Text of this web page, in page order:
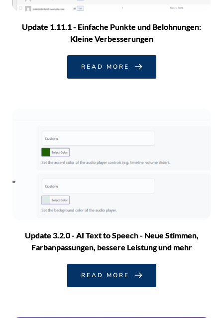
Update 1.11.1 - Einfache Punkte und Belohnungen:
Kleine Verbesserungen
READ MORE
Update 3.2.0 - AI Text to Speech - Neue Stimmen,
Farbanpassungen, bessere Leistung und mehr
READ MORE